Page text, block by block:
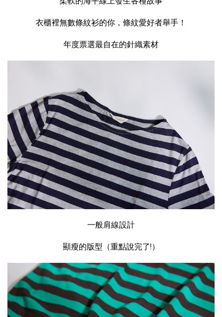
衣櫃裡無數條紋衫的你，條紋愛好者舉手！
年度票選最自在的針織素材
一般肩線設計
顯瘦的版型（重點說完了!）